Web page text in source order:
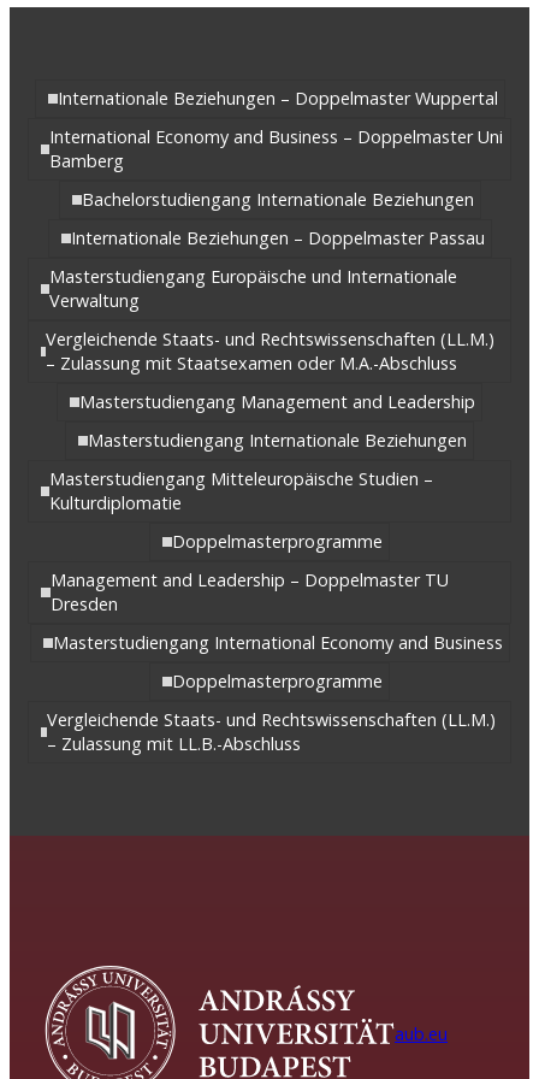
Internationale Beziehungen – Doppelmaster Wuppertal
International Economy and Business – Doppelmaster Uni
Bamberg
Bachelorstudiengang Internationale Beziehungen
Internationale Beziehungen – Doppelmaster Passau
Masterstudiengang Europäische und Internationale
Verwaltung
Vergleichende Staats- und Rechtswissenschaften (LL.M.)
– Zulassung mit Staatsexamen oder M.A.-Abschluss
Masterstudiengang Management and Leadership
Masterstudiengang Internationale Beziehungen
Masterstudiengang Mitteleuropäische Studien –
Kulturdiplomatie
Doppelmasterprogramme
Management and Leadership – Doppelmaster TU
Dresden
Masterstudiengang International Economy and Business
Doppelmasterprogramme
Vergleichende Staats- und Rechtswissenschaften (LL.M.)
– Zulassung mit LL.B.-Abschluss
aub.eu